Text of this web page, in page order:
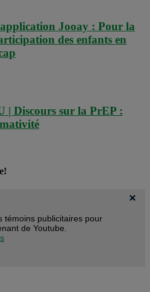
Jooay : Pour la
des enfants en
| Discours sur la PrEP :
témoins publicitaires pour
de Youtube.